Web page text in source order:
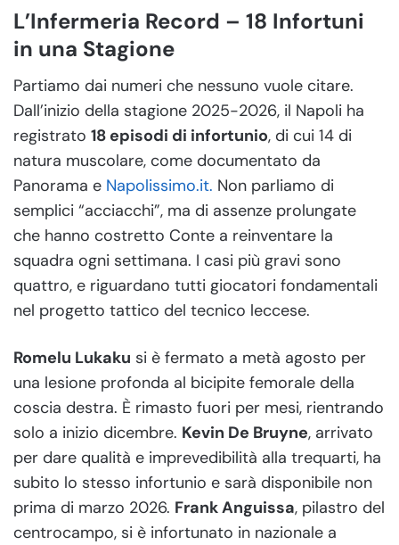
L’Infermeria Record – 18 Infortuni
in una Stagione
Partiamo dai numeri che nessuno vuole citare.
Dall’inizio della stagione 2025-2026, il Napoli ha
registrato 18 episodi di infortunio, di cui 14 di
natura muscolare, come documentato da
Panorama e Napolissimo.it. Non parliamo di
semplici “acciacchi”, ma di assenze prolungate
che hanno costretto Conte a reinventare la
squadra ogni settimana. I casi più gravi sono
quattro, e riguardano tutti giocatori fondamentali
nel progetto tattico del tecnico leccese.
Romelu Lukaku si è fermato a metà agosto per
una lesione profonda al bicipite femorale della
coscia destra. È rimasto fuori per mesi, rientrando
solo a inizio dicembre. Kevin De Bruyne, arrivato
per dare qualità e imprevedibilità alla trequarti, ha
subito lo stesso infortunio e sarà disponibile non
prima di marzo 2026. Frank Anguissa, pilastro del
centrocampo, si è infortunato in nazionale a